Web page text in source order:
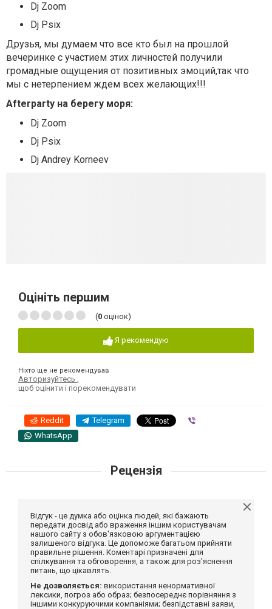
Dj Zoom
Dj Psix
Друзья, мы думаем что все кто был на прошлой
вечеринке с участием этих личностей получили
громадные ощущения от позитивных эмоций,так что
мы с нетерпением ждем всех желающих!!!
Afterparty на берегу моря:
Dj Zoom
Dj Psix
Dj Andrey Korneev
Оцініть першим
(0 оцінок)
Я рекомендую
Ніхто ще не рекомендував
Авторизуйтесь
щоб оцінити і порекомендувати
Reddit Telegram
WhatsApp
Рецензія
Відгук - це думка або оцінка людей, які бажають
передати досвід або враження іншим користувачам
нашого сайту з обов'язковою аргументацією
залишеного відгука. Це допоможе багатьом прийняти
правильне рішення. Коментарі призначені для
спілкування та обговорення, а також для роз'яснення
питань, що цікавлять.
Не дозволяється: використання ненормативної
лексики, погроз або образ; безпосереднє порівняння з
іншими конкуруючими компаніями; безпідставні заяви,